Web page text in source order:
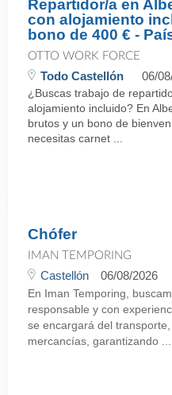
Repartidor/a en
con alojamiento
bono de 400 € -
OTTO WORK FORCE
Todo Castellón 06/
¿Buscas trabajo de
alojamiento incluido? En
brutos y un bono de
necesitas carnet ...
Chófer
IMAN TEMPORING
Castellón 06/08/2026
En Iman Temporing,
responsable y con
se encargará del
mercancías, garantizando ...